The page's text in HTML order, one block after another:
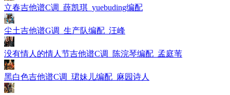
立春吉他谱C调_薛凯琪_yuebuding编配
尘土吉他谱G调_生产队编配_汪峰
没有情人的情人节吉他谱C调_陈浣琴编配_孟庭苇
黑白色吉他谱C调_珺妹儿编配_麻园诗人